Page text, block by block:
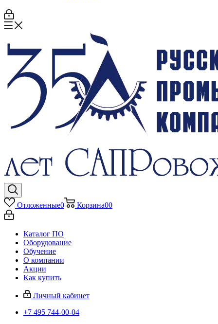
Отложенные0 Корзина00
Каталог ПО
Оборудование
Обучение
О компании
Акции
Как купить
Личный кабинет
+7 495 744-00-04